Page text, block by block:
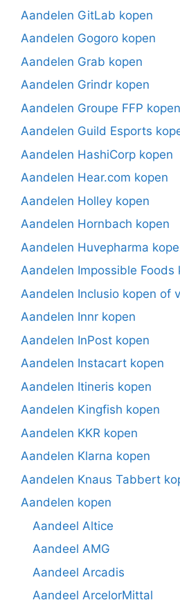
Aandelen GitLab kopen
Aandelen Gogoro kopen
Aandelen Grab kopen
Aandelen Grindr kopen
Aandelen Groupe FFP kopen
Aandelen Guild Esports
Aandelen HashiCorp kopen
Aandelen Hear.com kopen
Aandelen Holley kopen
Aandelen Hornbach kopen
Aandelen Huvepharma
Aandelen Impossible Foods
Aandelen Inclusio kopen of
Aandelen Innr kopen
Aandelen InPost kopen
Aandelen Instacart kopen
Aandelen Itineris kopen
Aandelen Kingfish kopen
Aandelen KKR kopen
Aandelen Klarna kopen
Aandelen Knaus Tabbert
Aandelen kopen
Aandeel Altice
Aandeel AMG
Aandeel Arcadis
Aandeel ArcelorMittal